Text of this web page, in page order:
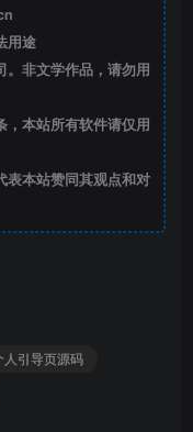
用途
。非文学作品，请勿用
，本站所有软件请仅用
表本站赞同其观点和对
人引导页源码